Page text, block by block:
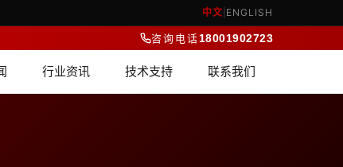
中文 ENGLISH
咨询电话18001902723
行业资讯 技术支持 联系我们